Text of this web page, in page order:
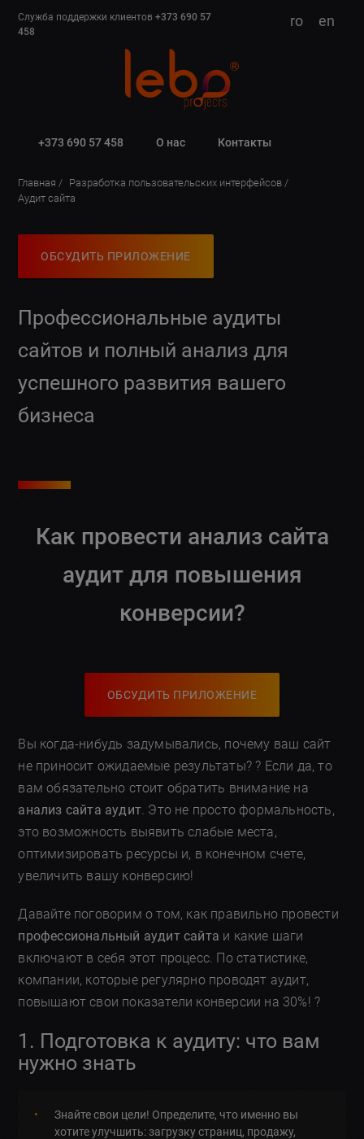
Служба поддержки клиентов+373 690 57
458
ro en
+373 690 57 458 О нас Контакты
Главная
Разработка пользовательских интерфейсов
Аудит сайта
ОБСУДИТЬ ПРИЛОЖЕНИЕ
Профессиональные аудиты
сайтов и полный анализ для
успешного развития вашего
бизнеса
Как провести анализ сайта
аудит для повышения
конверсии?
ОБСУДИТЬ ПРИЛОЖЕНИЕ
Вы когда-нибудь задумывались, почему ваш сайт
не приносит ожидаемые результаты? ? Если да, то
вам обязательно стоит обратить внимание на
анализ сайта аудит. Это не просто формальность,
это возможность выявить слабые места,
оптимизировать ресурсы и, в конечном счете,
увеличить вашу конверсию!
Давайте поговорим о том, как правильно провести
профессиональный аудит сайта и какие шаги
включают в себя этот процесс. По статистике,
компании, которые регулярно проводят аудит,
повышают свои показатели конверсии на 30%! ?
1. Подготовка к аудиту: что вам
нужно знать
Знайте свои цели! Определите, что именно вы
хотите улучшить: загрузку страниц, продажу,